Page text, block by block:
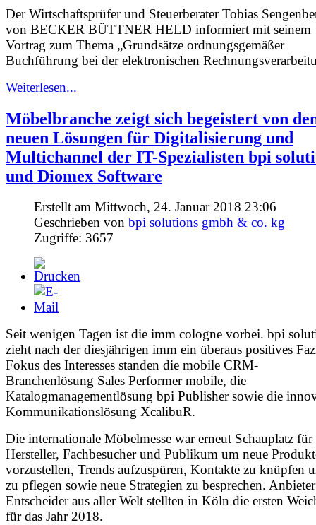
Der Wirtschaftsprüfer und Steuerberater Tobias
von BECKER BÜTTNER HELD informiert mit seinem
Vortrag zum Thema „Grundsätze ordnungsgemäßer
Buchführung bei der elektronischen
Weiterlesen...
Möbelbranche zeigt sich begeistert von
neuen Lösungen für Digitalisierung und
Multichannel der IT-Spezialisten bpi
und Diomex Software
Erstellt am Mittwoch, 24. Januar 2018 23:06
Geschrieben von bpi solutions gmbh & co. kg
Zugriffe: 3657
Seit wenigen Tagen ist die imm cologne vorbei. bpi
zieht nach der diesjährigen imm ein überaus positives
Fokus des Interesses standen die mobile CRM-
Branchenlösung Sales Performer mobile, die
Katalogmanagementlösung bpi Publisher sowie die
Kommunikationslösung XcalibuR.
Die internationale Möbelmesse war erneut Schauplatz für
Hersteller, Fachbesucher und Publikum um neue
vorzustellen, Trends aufzuspüren, Kontakte zu knüpfen
zu pflegen sowie neue Strategien zu besprechen.
Entscheider aus aller Welt stellten in Köln die ersten
für das Jahr 2018.